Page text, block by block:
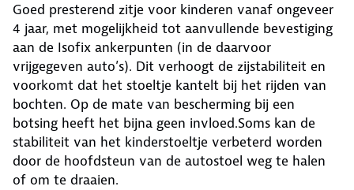
Goed presterend zitje voor kinderen vanaf ongeveer
4 jaar, met mogelijkheid tot aanvullende bevestiging
aan de Isofix ankerpunten (in de daarvoor
vrijgegeven auto’s). Dit verhoogt de zijstabiliteit en
voorkomt dat het stoeltje kantelt bij het rijden van
bochten. Op de mate van bescherming bij een
botsing heeft het bijna geen invloed.Soms kan de
stabiliteit van het kinderstoeltje verbeterd worden
door de hoofdsteun van de autostoel weg te halen
of om te draaien.